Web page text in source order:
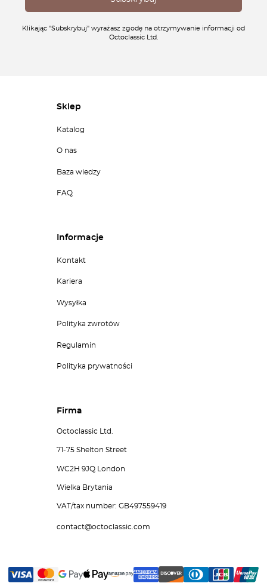
Klikając "Subskrybuj" wyrażasz zgodę na otrzymywanie informacji od
Octoclassic Ltd.
Sklep
Katalog
O nas
Baza wiedzy
FAQ
Informacje
Kontakt
Kariera
Wysyłka
Polityka zwrotów
Regulamin
Polityka prywatności
Firma
Octoclassic Ltd.
71-75 Shelton Street
WC2H 9JQ London
Wielka Brytania
VAT/tax number: GB497559419
contact@octoclassic.com